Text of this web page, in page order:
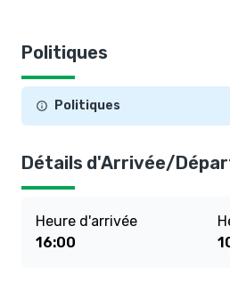
Politiques
Politiques
Détails d'Arrivée/
Heure d'arrivée
16:00